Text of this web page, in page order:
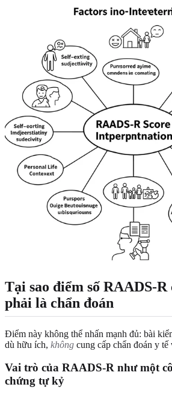
Tại sao điểm số RAADS-R
phải là chẩn đoán
Điểm này không thể nhấn mạnh đủ: bài
dù hữu ích, không cung cấp chẩn đoán y
Vai trò của RAADS-R như một
chứng tự kỷ